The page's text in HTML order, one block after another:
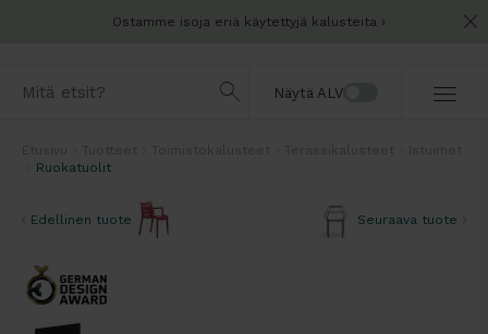
Ostamme isoja eriä käytettyjä kalusteita
Näytä ALV
Ruokatuolit
Edellinen tuote Seuraava tuote